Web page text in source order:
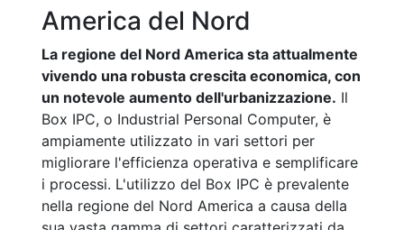
America del Nord
La regione del Nord America sta attualmente
vivendo una robusta crescita economica, con
un notevole aumento dell'urbanizzazione. Il
Box IPC, o Industrial Personal Computer, è
ampiamente utilizzato in vari settori per
migliorare l'efficienza operativa e semplificare
i processi. L'utilizzo del Box IPC è prevalente
nella regione del Nord America a causa della